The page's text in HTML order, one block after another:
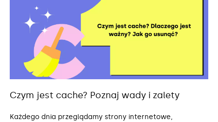
Czym jest cache? Poznaj wady i zalety
Każdego dnia przeglądamy strony internetowe,